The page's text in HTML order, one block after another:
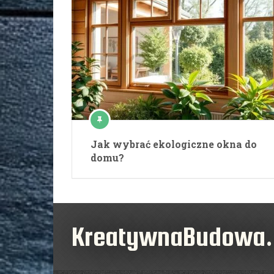
Jak wybrać ekologiczne okna do
domu?